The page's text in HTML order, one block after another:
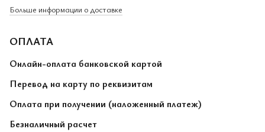
Больше информации о доставке
ОПЛАТА
Онлайн-оплата банковской картой
Перевод на карту по реквизитам
Оплата при получении (наложенный платеж)
Безналичный расчет